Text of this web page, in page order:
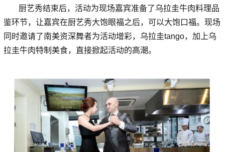
厨艺秀结束后，活动为现场嘉宾准备了乌拉圭牛肉料理品
鉴环节，让嘉宾在厨艺秀大饱眼福之后，可以大饱口福。现场
同时邀请了南美资深舞者为活动增彩，乌拉圭tango，加上乌
拉圭牛肉特制美食，直接掀起活动的高潮。